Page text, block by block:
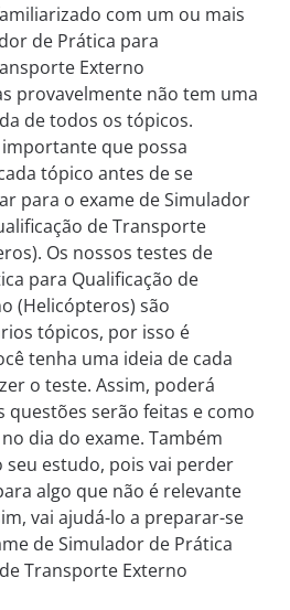
com um ou mais
de Prática para
Externo
provavelmente não tem uma
de todos os tópicos.
que possa
tópico antes de se
para o exame de Simulador
de Transporte
Os nossos testes de
para Qualificação de
(Helicópteros) são
tópicos, por isso é
tenha uma ideia de cada
o teste. Assim, poderá
questões serão feitas e como
dia do exame. Também
estudo, pois vai perder
algo que não é relevante
vai ajudá-lo a preparar-se
de Simulador de Prática
Transporte Externo